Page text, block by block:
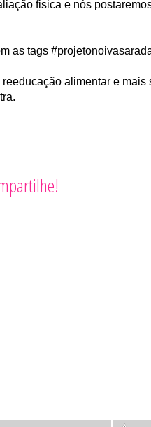
fisica e nós
as tags
alimentar e